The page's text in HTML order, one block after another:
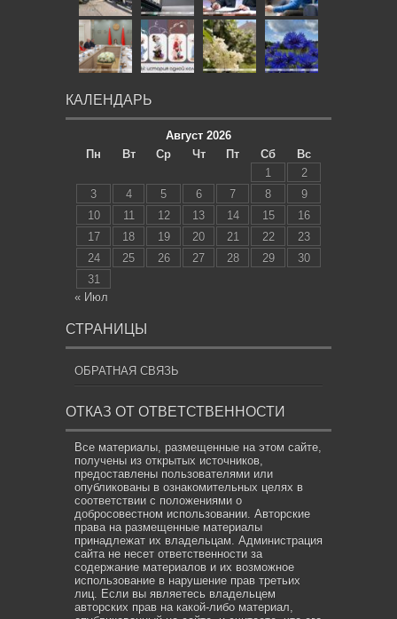
КАЛЕНДАРЬ
Август 2026
Пн
Вт Ср Чт Пт Сб
Вс
1
2
3
4 5 6 7 8
9
10
11 12 13 14 15
16
17
18 19 20 21 22
23
24
25 26 27 28 29
30
31
« Июл
СТРАНИЦЫ
ОБРАТНАЯ СВЯЗЬ
ОТКАЗ ОТ ОТВЕТСТВЕННОСТИ
Все материалы, размещенные на этом сайте,
получены из открытых источников,
предоставлены пользователями или
опубликованы в ознакомительных целях в
соответствии с положениями о
добросовестном использовании. Авторские
права на размещенные материалы
принадлежат их владельцам. Администрация
сайта не несет ответственности за
содержание материалов и их возможное
использование в нарушение прав третьих
лиц. Если вы являетесь владельцем
авторских прав на какой-либо материал,